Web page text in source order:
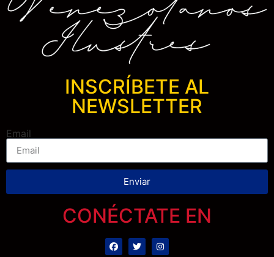
INSCRÍBETE AL
NEWSLETTER
Email
Enviar
CONÉCTATE EN